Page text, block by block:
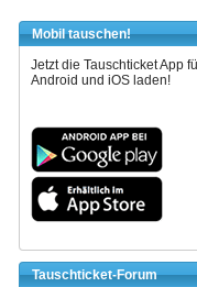
Mobil tauschen!
Jetzt die Tauschticket App
Android und iOS laden!
Tauschticket-Forum